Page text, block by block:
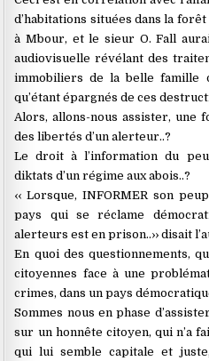
d’habitations situées dans la
à Mbour, et le sieur O. Fall
audiovisuelle révélant des
immobiliers de la belle famille
qu’étant épargnés de ces
Alors, allons-nous assister, une
des libertés d’un alerteur..?
Le droit à l’information du
diktats d’un régime aux abois..?
‹‹ Lorsque, INFORMER son
pays qui se réclame
alerteurs est en prison..›› disait
En quoi des questionnements,
citoyennes face à une
crimes, dans un pays
Sommes nous en phase
sur un honnête citoyen, qui n’a
qui lui semble capitale et